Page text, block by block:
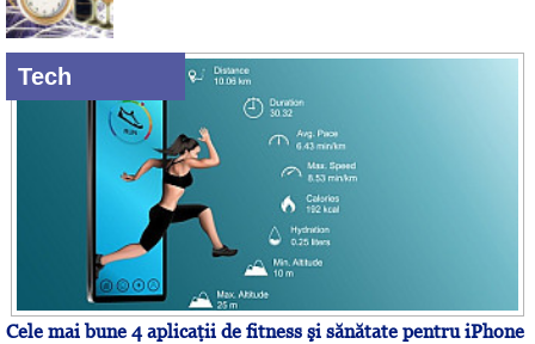
Tech
Cele mai bune 4 aplicaţii de fitness şi sănătate pentru iPhone